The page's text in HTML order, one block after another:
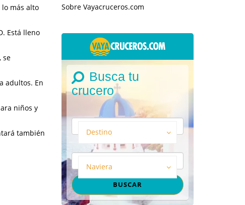
más alto
Está lleno
se
adultos. En
niños y
también
Sobre Vayacruceros.com
Busca tu
crucero
Destino
Naviera